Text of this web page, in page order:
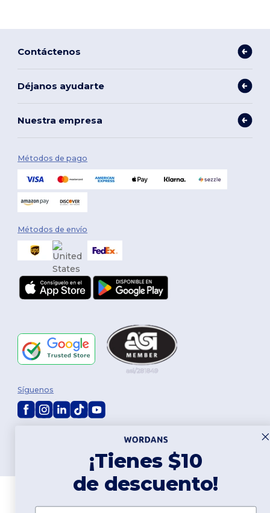
Contáctenos
Déjanos ayudarte
Nuestra empresa
Métodos de pago
Métodos de envío
2026. Todos los derechos reservados
Política de Cookies| Mapa del sitio
Síguenos
¡Tienes $10
de descuento!
Nombre